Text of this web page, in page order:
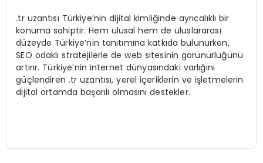
.tr uzantısı Türkiye’nin dijital kimliğinde ayrıcalıklı bir
konuma sahiptir. Hem ulusal hem de uluslararası
düzeyde Türkiye’nin tanıtımına katkıda bulunurken,
SEO odaklı stratejilerle de web sitesinin görünürlüğünü
artırır. Türkiye’nin internet dünyasındaki varlığını
güçlendiren .tr uzantısı, yerel içeriklerin ve işletmelerin
dijital ortamda başarılı olmasını destekler.